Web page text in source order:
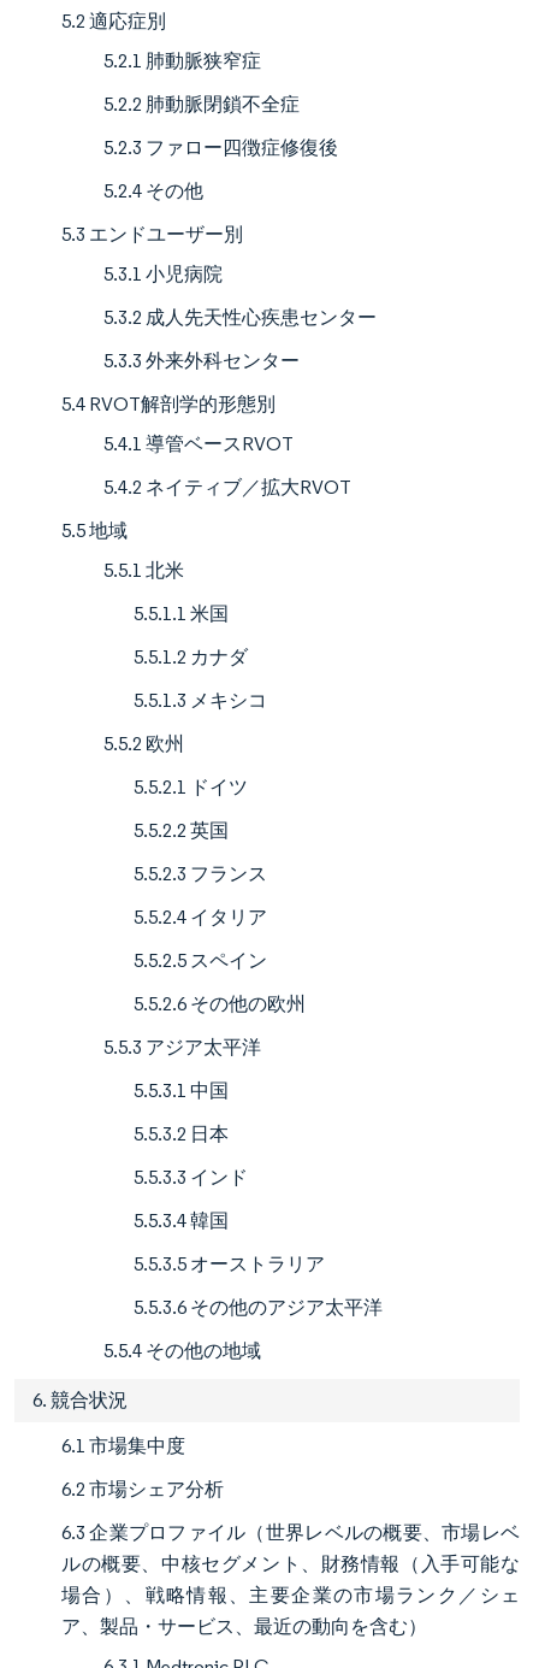
5.2 適応症別
5.2.1 肺動脈狭窄症
5.2.2 肺動脈閉鎖不全症
5.2.3 ファロー四徴症修復後
5.2.4 その他
5.3 エンドユーザー別
5.3.1 小児病院
5.3.2 成人先天性心疾患センター
5.3.3 外来外科センター
5.4 RVOT解剖学的形態別
5.4.1 導管ベースRVOT
5.4.2 ネイティブ／拡大RVOT
5.5 地域
5.5.1 北米
5.5.1.1 米国
5.5.1.2 カナダ
5.5.1.3 メキシコ
5.5.2 欧州
5.5.2.1 ドイツ
5.5.2.2 英国
5.5.2.3 フランス
5.5.2.4 イタリア
5.5.2.5 スペイン
5.5.2.6 その他の欧州
5.5.3 アジア太平洋
5.5.3.1 中国
5.5.3.2 日本
5.5.3.3 インド
5.5.3.4 韓国
5.5.3.5 オーストラリア
5.5.3.6 その他のアジア太平洋
5.5.4 その他の地域
6. 競合状況
6.1 市場集中度
6.2 市場シェア分析
6.3 企業プロファイル（世界レベルの概要、市場レベ
ルの概要、中核セグメント、財務情報（入手可能な
場合）、戦略情報、主要企業の市場ランク／シェ
ア、製品・サービス、最近の動向を含む）